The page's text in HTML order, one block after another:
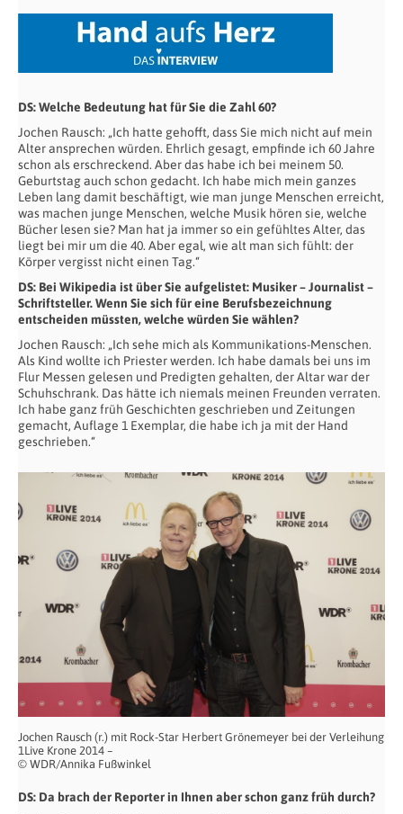
DS: Welche Bedeutung hat für Sie die Zahl 60?
Jochen Rausch: „Ich hatte gehofft, dass Sie mich nicht auf mein
Alter ansprechen würden. Ehrlich gesagt, empfinde ich 60 Jahre
schon als erschreckend. Aber das habe ich bei meinem 50.
Geburtstag auch schon gedacht. Ich habe mich mein ganzes
Leben lang damit beschäftigt, wie man junge Menschen erreicht,
was machen junge Menschen, welche Musik hören sie, welche
Bücher lesen sie? Man hat ja immer so ein gefühltes Alter, das
liegt bei mir um die 40. Aber egal, wie alt man sich fühlt: der
Körper vergisst nicht einen Tag.“
DS: Bei Wikipedia ist über Sie aufgelistet: Musiker – Journalist –
Schriftsteller. Wenn Sie sich für eine Berufsbezeichnung
entscheiden müssten, welche würden Sie wählen?
Jochen Rausch: „Ich sehe mich als Kommunikations-Menschen.
Als Kind wollte ich Priester werden. Ich habe damals bei uns im
Flur Messen gelesen und Predigten gehalten, der Altar war der
Schuhschrank. Das hätte ich niemals meinen Freunden verraten.
Ich habe ganz früh Geschichten geschrieben und Zeitungen
gemacht, Auflage 1 Exemplar, die habe ich ja mit der Hand
geschrieben.“
Jochen Rausch (r.) mit Rock-Star Herbert Grönemeyer bei der Verleihung
1Live Krone 2014 –
© WDR/Annika Fußwinkel
DS: Da brach der Reporter in Ihnen aber schon ganz früh durch?